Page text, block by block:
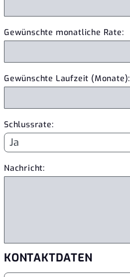
Gewünschte monatliche Rate:
Gewünschte Laufzeit (Monate):
Schlussrate:
Nachricht:
KONTAKTDATEN